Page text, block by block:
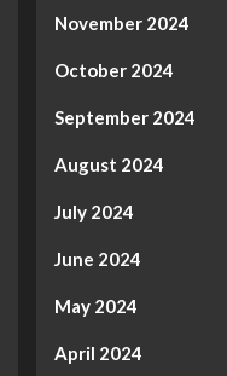
November 2024
October 2024
September 2024
August 2024
July 2024
June 2024
May 2024
April 2024